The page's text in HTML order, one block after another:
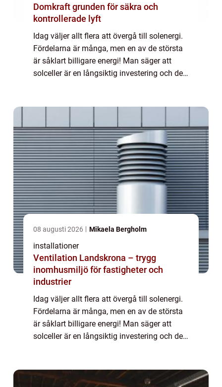
Domkraft grunden för säkra och
kontrollerade lyft
Idag väljer allt flera att övergå till solenergi.
Fördelarna är många, men en av de största
är såklart billigare energi! Man säger att
solceller är en långsiktig investering och det
08 augusti 2026 Mikaela Bergholm
installationer
Ventilation Landskrona – trygg
inomhusmiljö för fastigheter och
industrier
Idag väljer allt flera att övergå till solenergi.
Fördelarna är många, men en av de största
är såklart billigare energi! Man säger att
solceller är en långsiktig investering och det